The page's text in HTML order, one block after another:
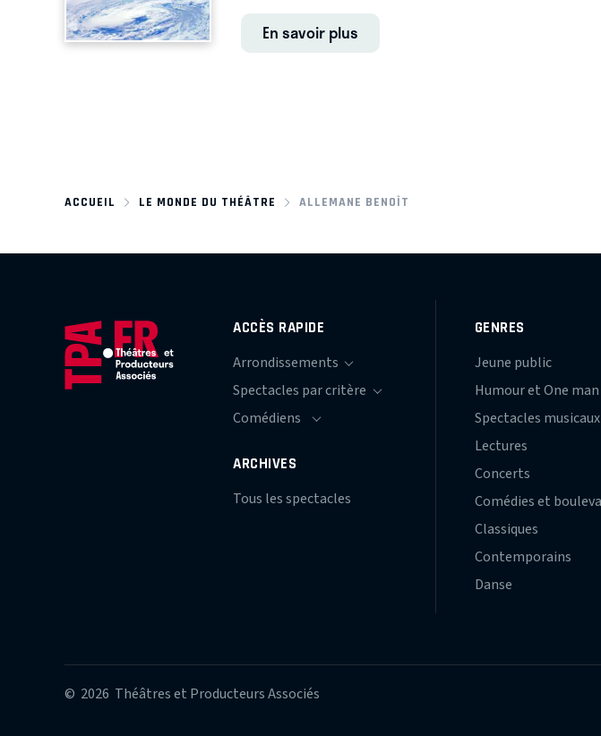
En savoir plus
ACCUEIL LE MONDE DU THÉÂTRE ALLEMANE BENOÎT
ACCÈS RAPIDE
ARCHIVES
Tous les spectacles
GENRES
Jeune public
Humour et One
Spectacles musicaux
Lectures
Concerts
Comédies et
Classiques
Contemporains
Danse
© 2026 Théâtres et Producteurs Associés